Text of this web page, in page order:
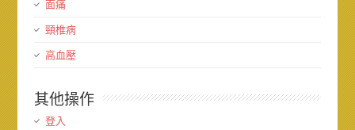
面痛
頸椎病
高血壓
其他操作
登入